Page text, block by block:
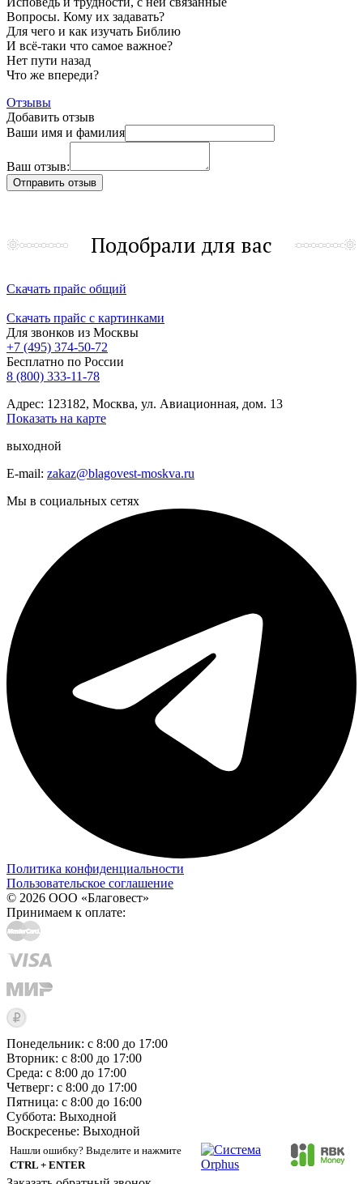
Вопросы. Кому их задавать?
Для чего и как изучать Библию
И всё-таки что самое важное?
Нет пути назад
Что же впереди?
Отзывы
Добавить отзыв
Ваши имя и фамилия
Ваш отзыв:
Подобрали для вас
Скачать прайс общий
Скачать прайс с картинками
Для звонков из Москвы
+7 (495) 374-50-72
Бесплатно по России
8 (800) 333-11-78
Адрес: 123182, Москва, ул. Авиационная, дом. 13
Показать на карте
выходной
E-mail: zakaz@blagovest-moskva.ru
Мы в социальных сетях
Политика конфиденциальности
Пользовательское соглашение
© 2026 ООО «Благовест»
Принимаем к оплате:
Понедельник: с 8:00 до 17:00
Вторник: с 8:00 до 17:00
Среда: с 8:00 до 17:00
Четверг: с 8:00 до 17:00
Пятница: с 8:00 до 16:00
Суббота: Выходной
Воскресенье: Выходной
Нашли ошибку? Выделите и нажмите
CTRL + ENTER